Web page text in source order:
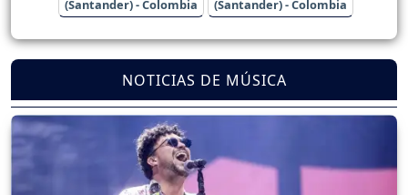
(Santander) - Colombia (Santander) - Colombia
NOTICIAS DE MÚSICA